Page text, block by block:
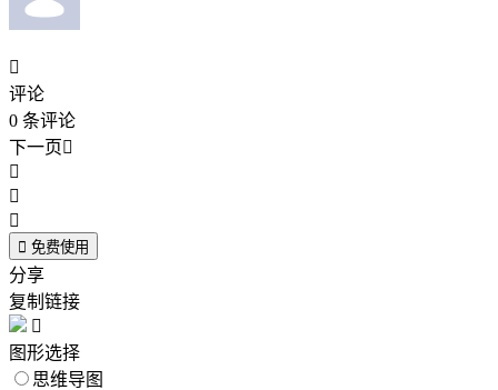

评论
0 条评论
下一页



 免费使用
分享
复制链接

图形选择
思维导图